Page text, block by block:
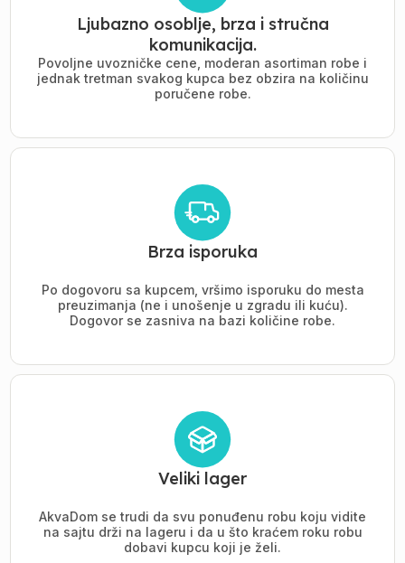
Ljubazno osoblje, brza i stručna
komunikacija.
Povoljne uvozničke cene, moderan asortiman robe i
jednak tretman svakog kupca bez obzira na količinu
poručene robe.
Brza isporuka
Po dogovoru sa kupcem, vršimo isporuku do mesta
preuzimanja (ne i unošenje u zgradu ili kuću).
Dogovor se zasniva na bazi količine robe.
Veliki lager
AkvaDom se trudi da svu ponuđenu robu koju vidite
na sajtu drži na lageru i da u što kraćem roku robu
dobavi kupcu koji je želi.